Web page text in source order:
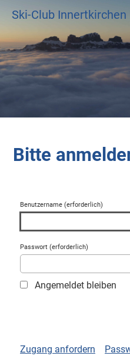
Ski-Club Innertkirchen
Bitte
Benutzername (erforderlich)
Passwort (erforderlich)
Angemeldet bleiben
Zugang anfordern